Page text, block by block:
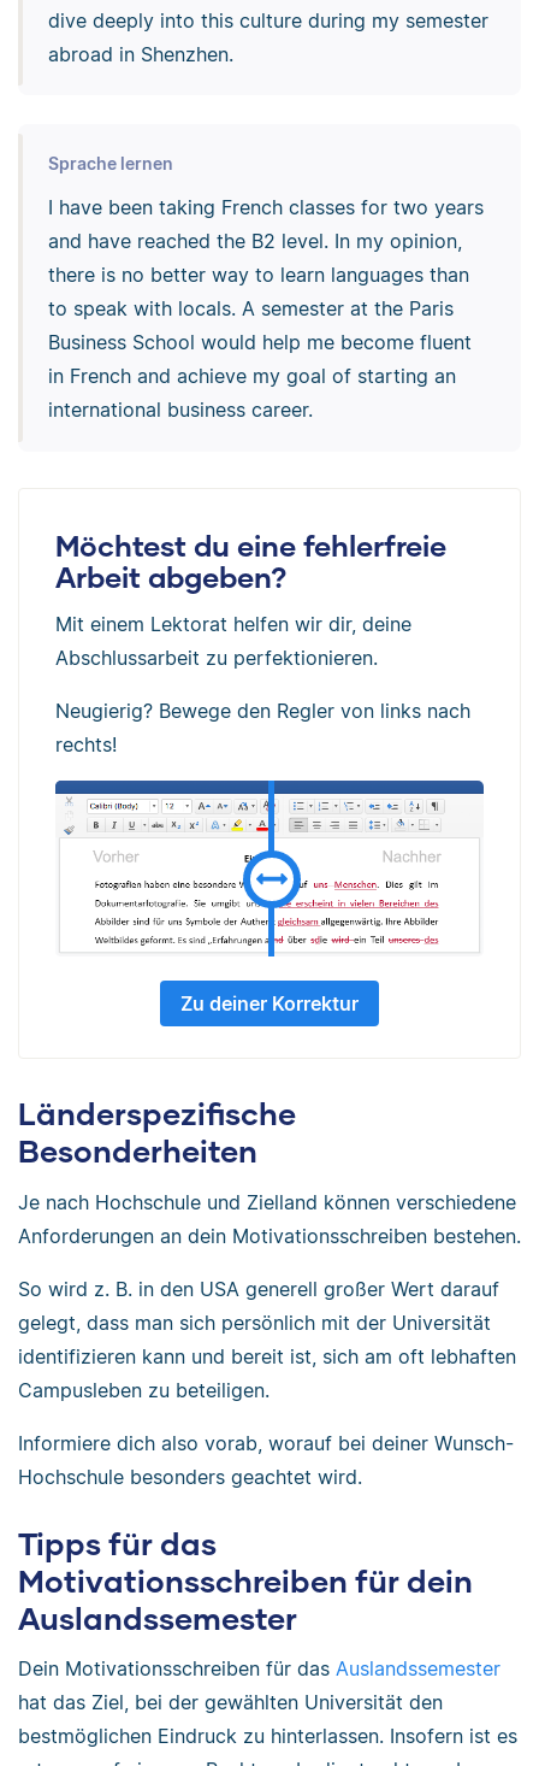
dive deeply into this culture during my semester
abroad in Shenzhen.
Sprache lernen
I have been taking French classes for two years
and have reached the B2 level. In my opinion,
there is no better way to learn languages than
to speak with locals. A semester at the Paris
Business School would help me become fluent
in French and achieve my goal of starting an
international business career.
Möchtest du eine fehlerfreie
Arbeit abgeben?
Mit einem Lektorat helfen wir dir, deine
Abschlussarbeit zu perfektionieren.
Neugierig? Bewege den Regler von links nach
rechts!
Zu deiner Korrektur
Länderspezifische
Besonderheiten
Je nach Hochschule und Zielland können verschiedene
Anforderungen an dein Motivationsschreiben bestehen.
So wird z. B. in den USA generell großer Wert darauf
gelegt, dass man sich persönlich mit der Universität
identifizieren kann und bereit ist, sich am oft lebhaften
Campusleben zu beteiligen.
Informiere dich also vorab, worauf bei deiner Wunsch-
Hochschule besonders geachtet wird.
Tipps für das
Motivationsschreiben für dein
Auslandssemester
Dein Motivationsschreiben für das Auslandssemester
hat das Ziel, bei der gewählten Universität den
bestmöglichen Eindruck zu hinterlassen. Insofern ist es